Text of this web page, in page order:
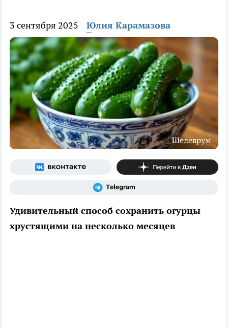
3 сентября 2025 Юлия Карамазова
Шедеврум
Удивительный способ сохранить огурцы
хрустящими на несколько месяцев